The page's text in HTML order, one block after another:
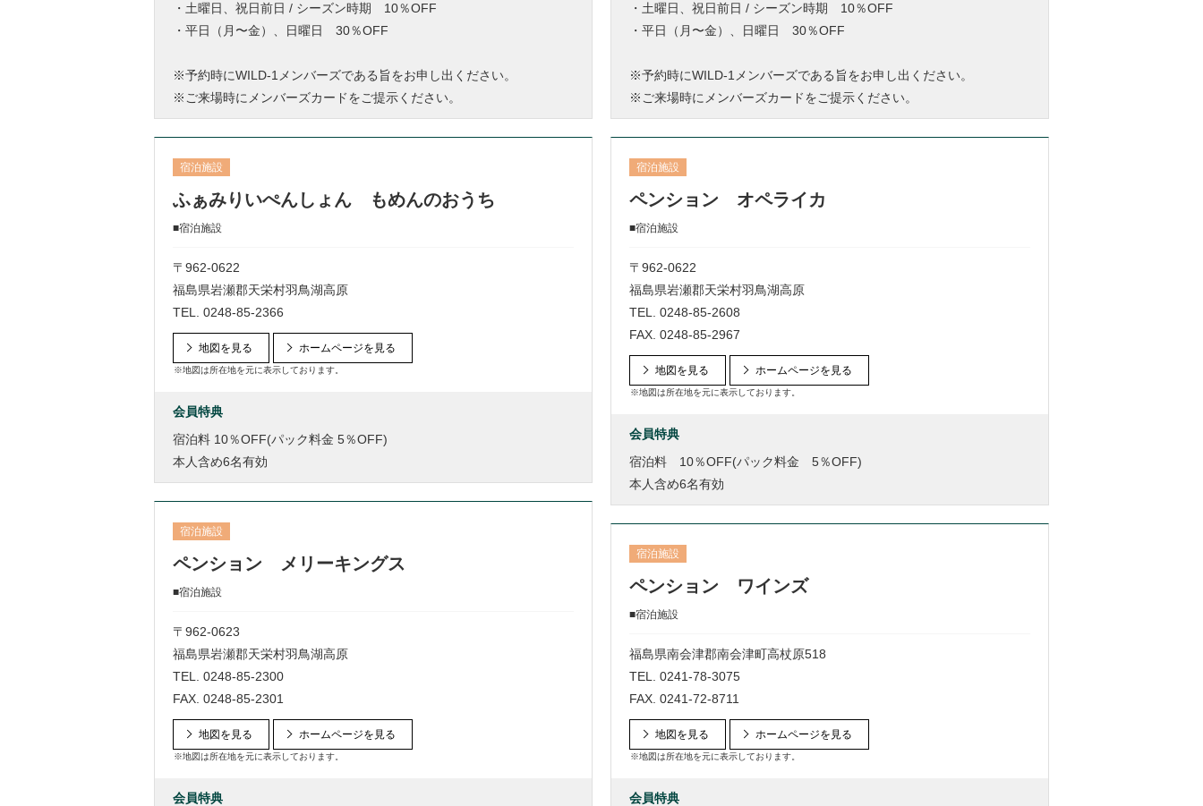
・土曜日、祝日前日 / シーズン時期 10％OFF
・平日（月〜金）、日曜日 30％OFF
※予約時にWILD-1メンバーズである旨をお申し出ください。
※ご来場時にメンバーズカードをご提示ください。
・土曜日、祝日前日 / シーズン時期 10％OFF
・平日（月〜金）、日曜日 30％OFF
※予約時にWILD-1メンバーズである旨をお申し出ください。
※ご来場時にメンバーズカードをご提示ください。
宿泊施設
ふぁみりいぺんしょん もめんのおうち
■宿泊施設
〒962-0622
福島県岩瀬郡天栄村羽鳥湖高原
TEL. 0248-85-2366
地図を見る
※地図は所在地を元に表示しております。
ホームページを見る
会員特典
宿泊料 10％OFF(パック料金 5％OFF)
本人含め6名有効
宿泊施設
ペンション オペライカ
■宿泊施設
〒962-0622
福島県岩瀬郡天栄村羽鳥湖高原
TEL. 0248-85-2608
FAX. 0248-85-2967
地図を見る
※地図は所在地を元に表示しております。
ホームページを見る
会員特典
宿泊料 10％OFF(パック料金 5％OFF)
本人含め6名有効
宿泊施設
ペンション メリーキングス
■宿泊施設
〒962-0623
福島県岩瀬郡天栄村羽鳥湖高原
TEL. 0248-85-2300
FAX. 0248-85-2301
地図を見る
※地図は所在地を元に表示しております。
ホームページを見る
会員特典
宿泊施設
ペンション ワインズ
■宿泊施設
福島県南会津郡南会津町高杖原518
TEL. 0241-78-3075
FAX. 0241-72-8711
地図を見る
※地図は所在地を元に表示しております。
ホームページを見る
会員特典